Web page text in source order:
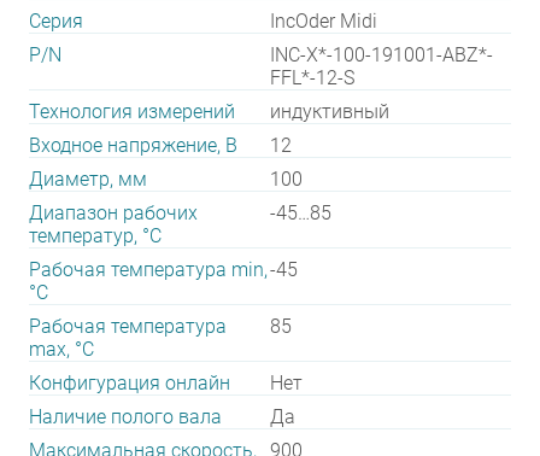
Серия
IncOder Midi
P/N
INC-X*-100-191001-ABZ*-
FFL*-12-S
Технология измерений
индуктивный
Входное напряжение, В
12
Диаметр, мм
100
Диапазон рабочих
температур, °С
-45…85
Рабочая температура min,
°С
-45
Рабочая температура
max, °С
85
Конфигурация онлайн
Нет
Наличие полого вала
Да
Максимальная скорость, 900